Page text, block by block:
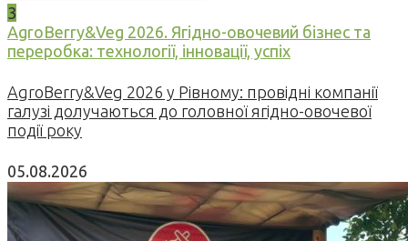
3
AgroBerry&Veg 2026. Ягідно-овочевий бізнес та
переробка: технології, інновації, успіх
AgroBerry&Veg 2026 у Рівному: провідні компанії
галузі долучаються до головної ягідно-овочевої
події року
05.08.2026